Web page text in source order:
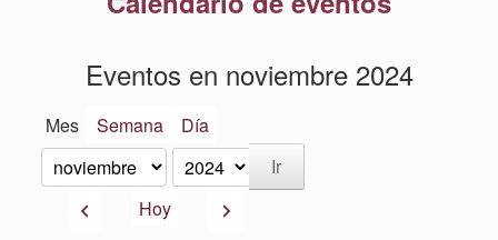
Eventos en noviembre 2024
Mes Semana Día
Mes
Año
AnteriorHoy Siguiente